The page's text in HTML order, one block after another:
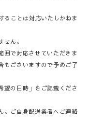
ることは対応いたしかねま
ん。
囲で対応させていただきま
もごさいますので予めご了
望の日時」をご記載くださ
。ご自身配送業者へご連絡